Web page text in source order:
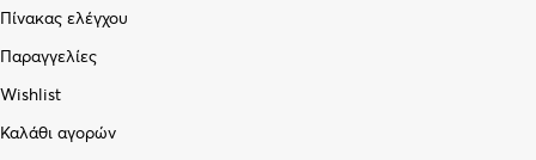
Πίνακας ελέγχου
Παραγγελίες
Wishlist
Καλάθι αγορών